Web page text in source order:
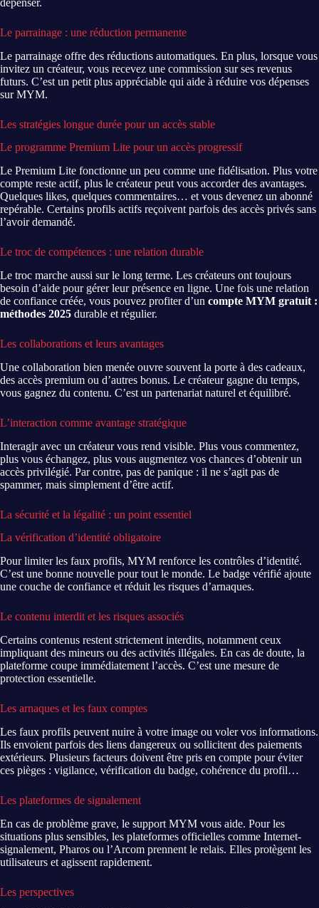
Le parrainage : une réduction permanente
Le parrainage offre des réductions automatiques. En plus, lorsque vous
invitez un créateur, vous recevez une commission sur ses revenus
futurs. C’est un petit plus appréciable qui aide à réduire vos dépenses
sur MYM.
Les stratégies longue durée pour un accès stable
Le programme Premium Lite pour un accès progressif
Le Premium Lite fonctionne un peu comme une fidélisation. Plus votre
compte reste actif, plus le créateur peut vous accorder des avantages.
Quelques likes, quelques commentaires… et vous devenez un abonné
repérable. Certains profils actifs reçoivent parfois des accès privés sans
l’avoir demandé.
Le troc de compétences : une relation durable
Le troc marche aussi sur le long terme. Les créateurs ont toujours
besoin d’aide pour gérer leur présence en ligne. Une fois une relation
de confiance créée, vous pouvez profiter d’un compte MYM gratuit :
méthodes 2025 durable et régulier.
Les collaborations et leurs avantages
Une collaboration bien menée ouvre souvent la porte à des cadeaux,
des accès premium ou d’autres bonus. Le créateur gagne du temps,
vous gagnez du contenu. C’est un partenariat naturel et équilibré.
L’interaction comme avantage stratégique
Interagir avec un créateur vous rend visible. Plus vous commentez,
plus vous échangez, plus vous augmentez vos chances d’obtenir un
accès privilégié. Par contre, pas de panique : il ne s’agit pas de
spammer, mais simplement d’être actif.
La sécurité et la légalité : un point essentiel
La vérification d’identité obligatoire
Pour limiter les faux profils, MYM renforce les contrôles d’identité.
C’est une bonne nouvelle pour tout le monde. Le badge vérifié ajoute
une couche de confiance et réduit les risques d’arnaques.
Le contenu interdit et les risques associés
Certains contenus restent strictement interdits, notamment ceux
impliquant des mineurs ou des activités illégales. En cas de doute, la
plateforme coupe immédiatement l’accès. C’est une mesure de
protection essentielle.
Les arnaques et les faux comptes
Les faux profils peuvent nuire à votre image ou voler vos informations.
Ils envoient parfois des liens dangereux ou sollicitent des paiements
extérieurs. Plusieurs facteurs doivent être pris en compte pour éviter
ces pièges : vigilance, vérification du badge, cohérence du profil…
Les plateformes de signalement
En cas de problème grave, le support MYM vous aide. Pour les
situations plus sensibles, les plateformes officielles comme Internet-
signalement, Pharos ou l’Arcom prennent le relais. Elles protègent les
utilisateurs et agissent rapidement.
Les perspectives